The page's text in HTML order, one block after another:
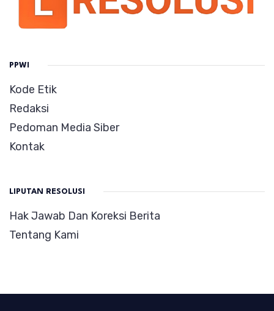
PPWI
Kode Etik
Redaksi
Pedoman Media Siber
Kontak
LIPUTAN RESOLUSI
Hak Jawab Dan Koreksi Berita
Tentang Kami